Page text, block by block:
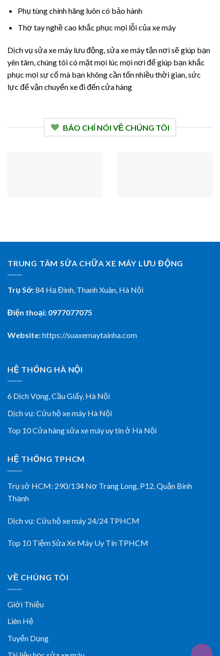
Phụ tùng chính hãng luôn có bảo hành
Thợ tay nghề cao khắc phục mọi lỗi của xe máy
Dịch vụ sửa xe máy lưu động, sửa xe máy tận nơi sẽ giúp bạn
yên tâm, chúng tôi có mặt mọi lúc mọi nơi để giúp bạn khắc
phục mọi sự cố mà bạn không cần tốn nhiều thời gian, sức
lực để vận chuyển xe đi đến cửa hàng
BÁO CHÍ NÓI VỀ CHÚNG TÔI
TRUNG TÂM SỬA CHỮA XE MÁY LƯU ĐỘNG
Trụ Sở:84 Hạ Đình, Thanh Xuân, Hà Nội
Điện thoại: 0977077075
Website:https://suaxemaytainha.com
HỆ THỐNG HÀ NỘI
6 Dịch Vọng, Cầu Giấy, Hà Nội
Dịch vụ: Cứu hộ xe máy Hà Nội
Top 10 Cửa hàng sửa xe máy uy tín ở Hà Nội
HỆ THỐNG TPHCM
Trụ sở HCM: 290/134 Nơ Trang Long, P12, Quận Bình
Thạnh
Dịch vụ: Cứu hộ xe máy 24/24 TPHCM
Top 10 Tiệm Sửa Xe Máy Uy Tín TPHCM
VỀ CHÚNG TÔI
Giới Thiệu
Liên Hệ
Tuyển Dụng